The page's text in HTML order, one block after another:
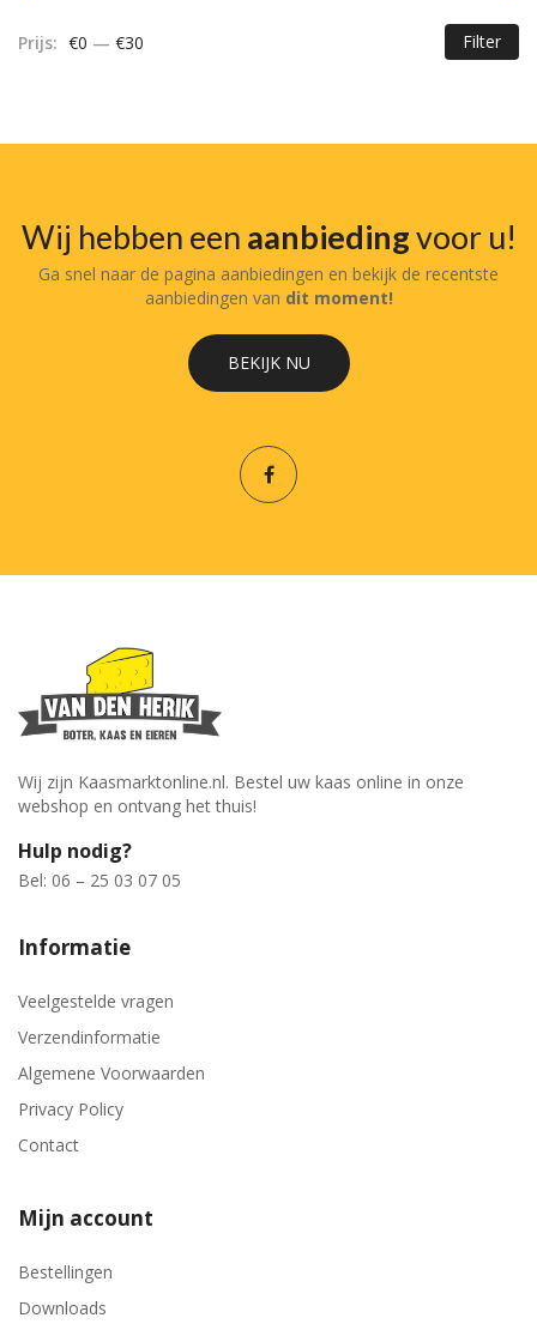
Filter
Prijs: €0 — €30
Wij hebben een aanbiedingvoor u!
Ga snel naar de pagina aanbiedingen en bekijk de recentste
aanbiedingen van dit moment!
BEKIJK NU
Wij zijn Kaasmarktonline.nl. Bestel uw kaas online in onze
webshop en ontvang het thuis!
Hulp nodig?
Bel: 06 – 25 03 07 05
Informatie
Veelgestelde vragen
Verzendinformatie
Algemene Voorwaarden
Privacy Policy
Contact
Mijn account
Bestellingen
Downloads